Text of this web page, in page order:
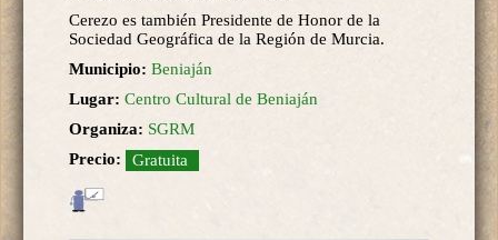
Cerezo es también Presidente de Honor de la
Sociedad Geográfica de la Región de Murcia.
Municipio: Beniaján
Lugar: Centro Cultural de Beniaján
Organiza: SGRM
Precio:
Gratuita